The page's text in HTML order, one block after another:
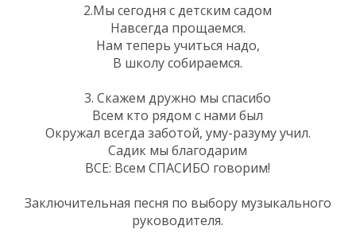
2.Мы сегодня с детским садом
Навсегда прощаемся.
Нам теперь учиться надо,
В школу собираемся.
3. Скажем дружно мы спасибо
Всем кто рядом с нами был
Окружал всегда заботой, уму-разуму учил.
Садик мы благодарим
ВСЕ: Всем СПАСИБО говорим!
Заключительная песня по выбору музыкального
руководителя.